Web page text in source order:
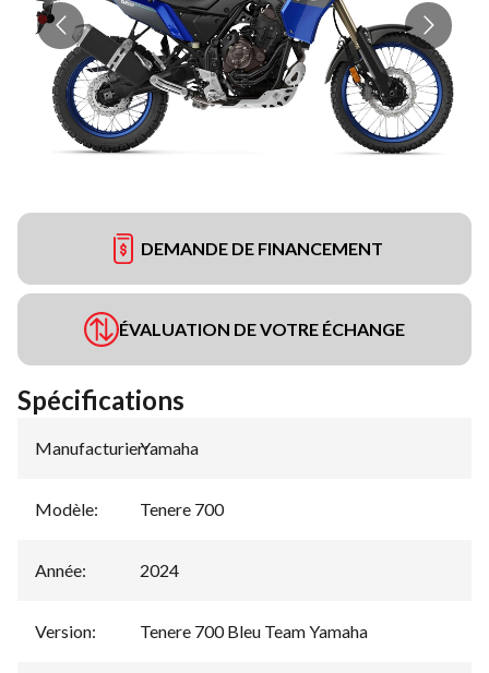
DEMANDE DE FINANCEMENT
ÉVALUATION DE VOTRE ÉCHANGE
Spécifications
Manufacturier:
Yamaha
Modèle: Tenere 700
Année: 2024
Version: Tenere 700 Bleu Team Yamaha